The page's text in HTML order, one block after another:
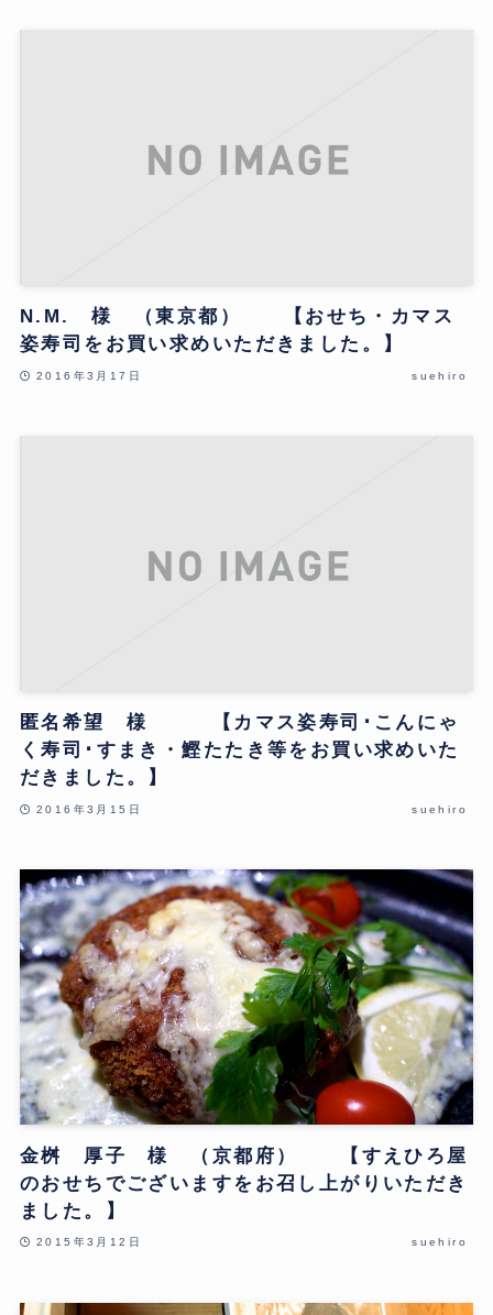
N.M. 様 （東京都） 【おせち・カマス
姿寿司をお買い求めいただきました。】
2016年3月17日 suehiro
匿名希望 様 【カマス姿寿司･こんにゃ
く寿司･すまき・鰹たたき等をお買い求めいた
だきました。】
2016年3月15日 suehiro
金桝 厚子 様 （京都府） 【すえひろ屋
のおせちでございますをお召し上がりいただき
ました。】
2015年3月12日 suehiro